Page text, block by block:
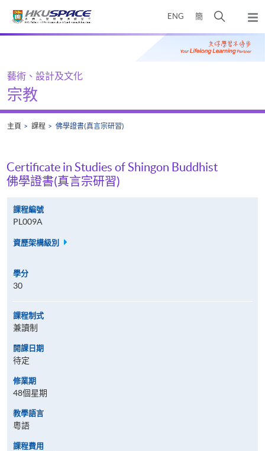
ENG 簡
開
搜
尋
彈
出
主
Main
藝術、設計及文化
宗教
主頁 課程 佛學證書(真言宗研習)
Certificate in Studies of Shingon Buddhist
佛學證書(真言宗研習)
課程編號
PL009A
資歷架構級別
學分
30
課程制式
兼讀制
開課日期
待定
修業期
48個星期
教學語言
粵語
課程費用